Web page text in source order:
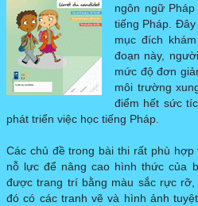
DELF JUNIOR / SCOLAIRE▼
DELF PRO ▼
DILF
ĐỀ THI MẪU ▼
ngôn ngữ
tiếng Pháp.
mục đích
đoạn này,
mức độ đơn
môi trường
điểm hết sức
phát triển việc học tiếng Pháp.
Các chủ đề trong bài thi rất phù
nỗ lực để nâng cao hình thức của
được trang trí bằng màu sắc rực
đó có các tranh vẽ và hình ảnh